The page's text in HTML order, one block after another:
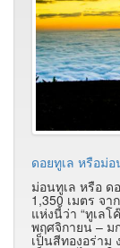
ดอยทูเล หรือม่อ
ม่อนทูเล หรือ ด
1,350 เมตร จา
แห่งนี้ว่า “ทูเลโ
พฤศจิกายน – ม
เป็นสีทองอร่าม